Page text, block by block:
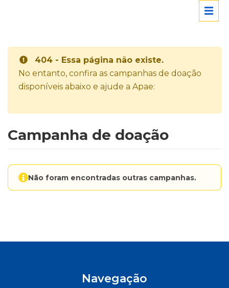
404 - Essa página não existe.
No entanto, confira as campanhas de doação
disponíveis abaixo e ajude a Apae:
Campanha de doação
Não foram encontradas outras campanhas.
Navegação